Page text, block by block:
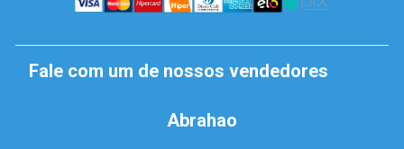
Fale com um de nossos vendedores
Abrahao